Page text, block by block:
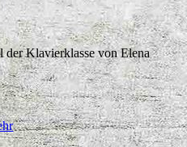
der Klavierklasse von Elena